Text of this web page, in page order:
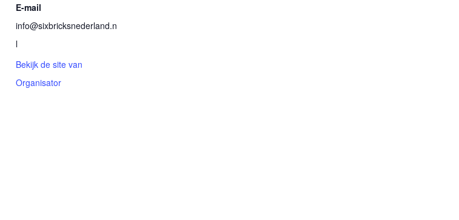
E-mail
info@sixbricksnederland.n
l
Bekijk de site van
Organisator